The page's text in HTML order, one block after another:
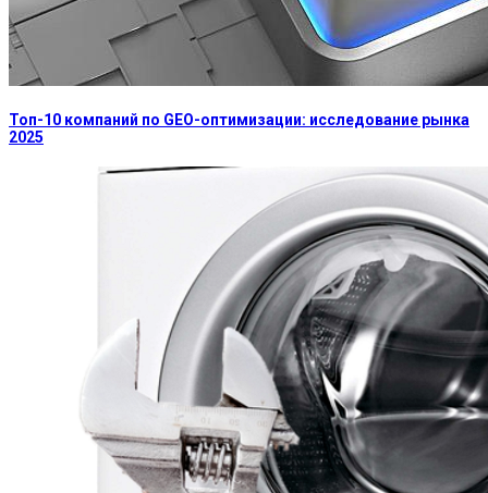
Топ-10 компаний по GEO-оптимизации: исследование рынка
2025